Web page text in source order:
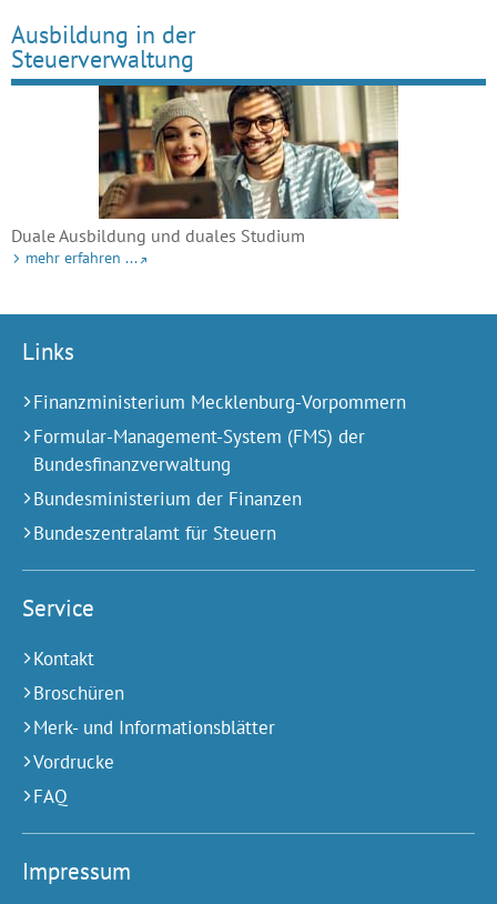
Ausbildung in der
Steuerverwaltung
Duale Ausbildung und duales Studium
mehr erfahren ...
Links
Finanzministerium Mecklenburg-Vorpommern
Formular-Management-System (FMS) der
Bundesfinanzverwaltung
Bundesministerium der Finanzen
Bundeszentralamt für Steuern
Service
Kontakt
Broschüren
Merk- und Informationsblätter
Vordrucke
FAQ
Impressum